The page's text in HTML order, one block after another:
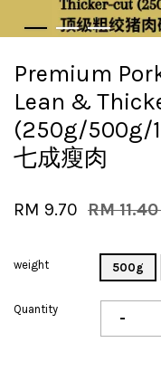
Premium
Lean &
(250g/500g/
七成瘦肉
RM 9.70 RM
weight 500g
Quantity -